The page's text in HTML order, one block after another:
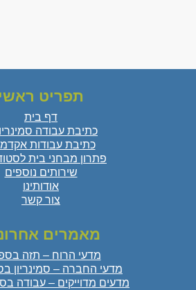
תפריט ראשי
דף בית
כתיבת עבודה
כתיבת עבודות
פתרון מבחני בית
שירותים נוספים
אודותינו
צור קשר
מאמרים
מדעי הרוח – תזה
מדעי החברה – סמינריון
מדעים מדוייקים – עבודה